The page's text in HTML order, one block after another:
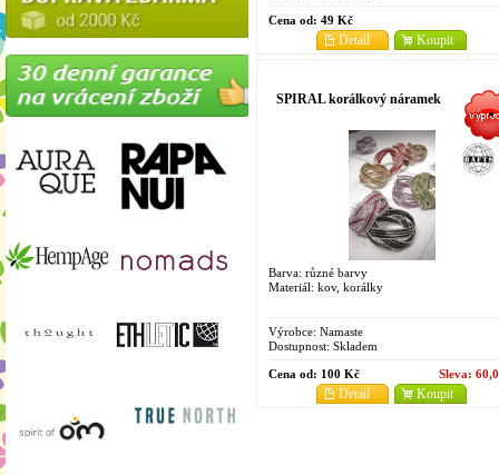
Cena od: 49 Kč
Koupit
Detail
SPIRAL korálkový náramek
Barva: různé barvy
Materiál: kov, korálky
Výrobce: Namaste
Dostupnost: Skladem
Cena od: 100 Kč Sleva:
Koupit
Detail